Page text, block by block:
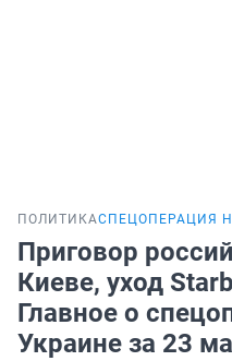
ПОЛИТИКАСПЕЦОПЕРАЦИЯ
Приговор
Киеве, уход
Главное о
Украине за 23